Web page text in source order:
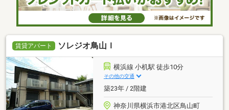
賃貸アパート ソレジオ鳥山Ｉ
横浜線 小机駅 徒歩10分
その他の交通
築23年 / 2階建
神奈川県横浜市港北区鳥山町